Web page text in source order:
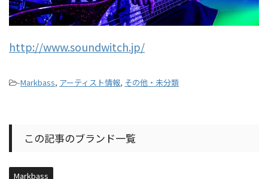
http://www.soundwitch.jp/
-Markbass, アーティスト情報, その他・未分類
この記事のブランド一覧
Markbass